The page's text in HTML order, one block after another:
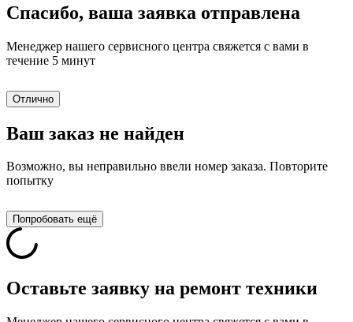
Спасибо, ваша заявка отправлена
Менеджер нашего сервисного центра свяжется с вами в
течение 5 минут
Отлично
Ваш заказ не найден
Возможно, вы неправильно ввели номер заказа. Повторите
попытку
Попробовать ещё
Оставьте заявку на ремонт техники